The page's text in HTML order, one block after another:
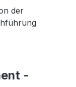
der
-